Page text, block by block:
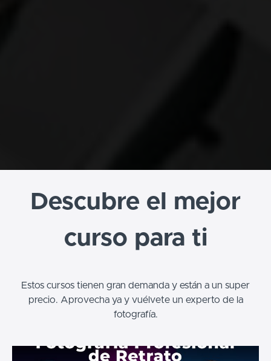
Descubre el mejor
curso para ti​
Estos cursos tienen gran demanda y están a un super
precio. Aprovecha ya y vuélvete un experto de la
fotografía.